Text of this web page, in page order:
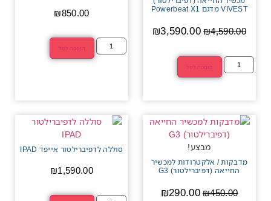
VIVEST מדגם Powerbeat X1
₪4,590.00
₪3,590.00
הוספה לסל
₪850.00
הוספה לסל
מבצע!
מדבקות / אלקטרודות למכשיר
החייאה (דפיברילטור) G3
₪450.00
₪290.00
סוללה לדפיברילטור אייפד IPAD
₪1,590.00